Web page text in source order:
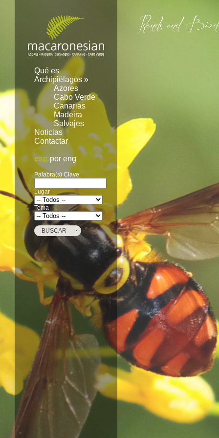
Qué es
Archipiélagos »
Azores
Cabo Verde
Canarias
Madeira
Salvajes
Noticias
Contactar
esp por eng
Palabra(s) Clave
Lugar
Tema